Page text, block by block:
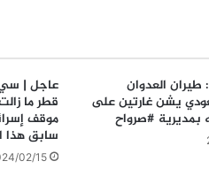
العدوان
يشن غارتين على
بمديرية #صرواح
عاجل |
قطر ما
موقف
سابق هذا
02/15